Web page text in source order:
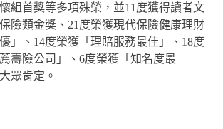
組首獎等多項殊榮，並11度獲得讀者文
險類金獎、21度榮獲現代保險健康理財
」、14度榮獲「理賠服務最佳」、18度
壽險公司」、6度榮獲「知名度最
眾肯定。